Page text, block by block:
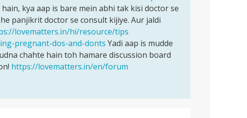
kya aap is bare mein abhi tak kisi doctor se
panjikrit doctor se consult kijiye. Aur jaldi
lovematters.in/hi/resource/tips
pregnant-dos-and-donts Yadi aap is mudde
chahte hain toh hamare discussion board
https://lovematters.in/en/forum